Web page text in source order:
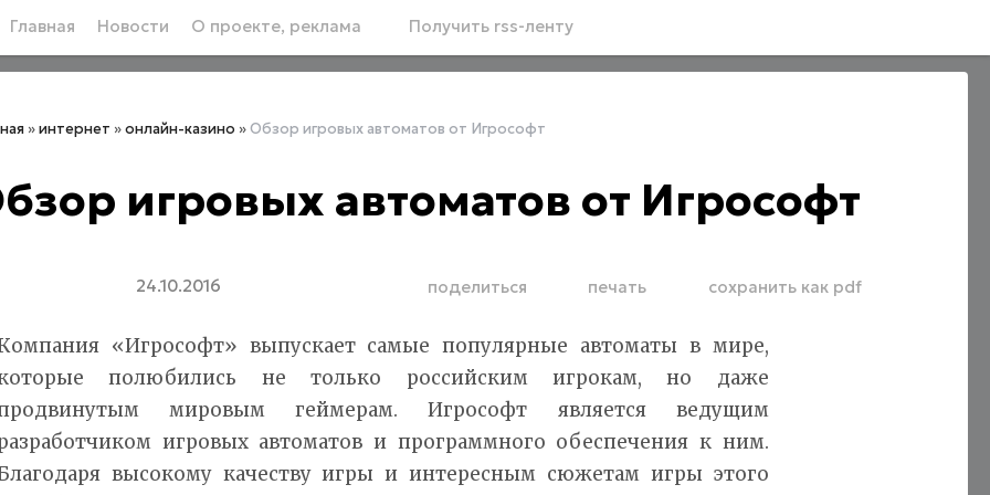
Главная Новости О проекте, реклама Получить rss-ленту
»интернет »онлайн-казино »Обзор игровых автоматов от Игрософт
игровых автоматов от Игрософт
24.10.2016 поделиться печать сохранить как pdf
«Игрософт» выпускает самые популярные автоматы в мире,
полюбились не только российским игрокам, но даже
мировым геймерам. Игрософт является ведущим
игровых автоматов и программного обеспечения к ним.
высокому качеству игры и интересным сюжетам игры этого